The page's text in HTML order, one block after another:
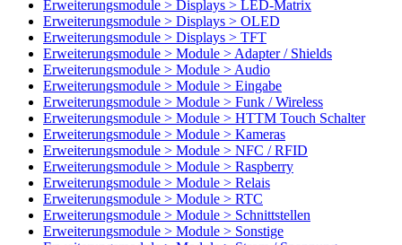
Erweiterungsmodule > Displays > LED-Matrix
Erweiterungsmodule > Displays > OLED
Erweiterungsmodule > Displays > TFT
Erweiterungsmodule > Module > Adapter / Shields
Erweiterungsmodule > Module > Audio
Erweiterungsmodule > Module > Eingabe
Erweiterungsmodule > Module > Funk / Wireless
Erweiterungsmodule > Module > HTTM Touch Schalter
Erweiterungsmodule > Module > Kameras
Erweiterungsmodule > Module > NFC / RFID
Erweiterungsmodule > Module > Raspberry
Erweiterungsmodule > Module > Relais
Erweiterungsmodule > Module > RTC
Erweiterungsmodule > Module > Schnittstellen
Erweiterungsmodule > Module > Sonstige